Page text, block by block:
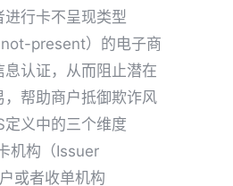
进行卡不呈现类型
not-present）的电子商
息认证，从而阻止潜在
，帮助商户抵御欺诈风
定义中的三个维度
机构（Issuer
或者收单机构